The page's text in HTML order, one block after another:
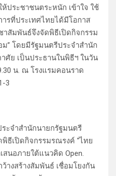
ประชาชนตระหนัก เข้าใจ ใช้
รที่ประเทศไทยได้มีโอกาส
าสัมพันธ์จึงจัดพิธีเปิดกิจกรรม
ม” โดยมีรัฐมนตรีประจำสำนัก
ศัย เป็นประธานในพิธีฯ ในวัน
น. ณ โรงแรมคอนราด
3
ะจำสำนักนายกรัฐมนตรี
พิธีเปิดกิจกรรมรณรงค์ “ไทย
สนอภายใต้แนวคิด Open.
ว้างสร้างสัมพันธ์ เชื่อมโยงกัน